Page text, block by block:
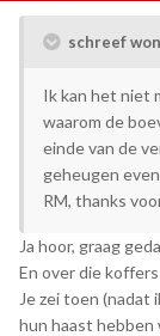
schreef
Ik kan het niet
waarom de
einde van de
geheugen
RM, thanks
Ja hoor, graag
En over die
Je zei toen (nadat
hun haast hebben